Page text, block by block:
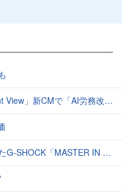
働き方をAIが分析したら「すぐに休んで」と言われる？
IN HORIZON GOLD」3モデル